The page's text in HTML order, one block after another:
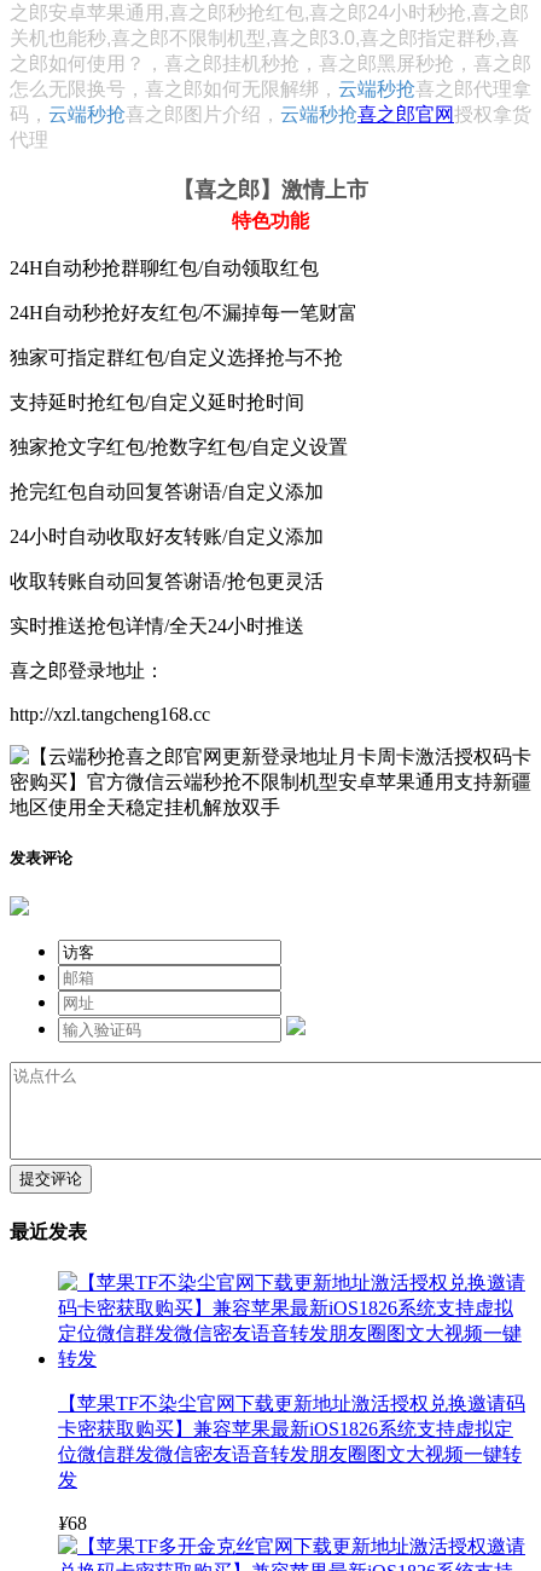
之郎安卓苹果通用,喜之郎秒抢红包,喜之郎24小时秒抢,喜之郎
关机也能秒,喜之郎不限制机型,喜之郎3.0,喜之郎指定群秒,喜
之郎如何使用？，喜之郎挂机秒抢， 喜之郎黑屏秒抢， 喜之郎
怎么无限换号， 喜之郎如何无限解绑， 云端秒抢喜之郎代理拿
码， 云端秒抢喜之郎图片介绍， 云端秒抢喜之郎官网授权拿货
代理
【喜之郎】激情上市
特色功能
24H自动秒抢群聊红包/自动领取红包
24H自动秒抢好友红包/不漏掉每一笔财富
独家可指定群红包/自定义选择抢与不抢
支持延时抢红包/自定义延时抢时间
独家抢文字红包/抢数字红包/自定义设置
抢完红包自动回复答谢语/自定义添加
24小时自动收取好友转账/自定义添加
收取转账自动回复答谢语/抢包更灵活
实时推送抢包详情/全天24小时推送
喜之郎登录地址：
http://xzl.tangcheng168.cc
发表评论
提交评论
最近发表
【苹果TF不染尘官网下载更新地址激活授权兑换邀请码
卡密获取购买】兼容苹果最新iOS1826系统支持虚拟定
位微信群发微信密友语音转发朋友圈图文大视频一键转
发
¥68